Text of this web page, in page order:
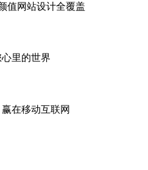
值网站设计全覆盖
里的世界
在移动互联网